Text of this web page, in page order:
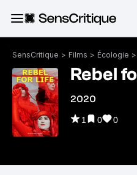
SensCritique > Films > Écologie >
Rebel
2020
1 0 0